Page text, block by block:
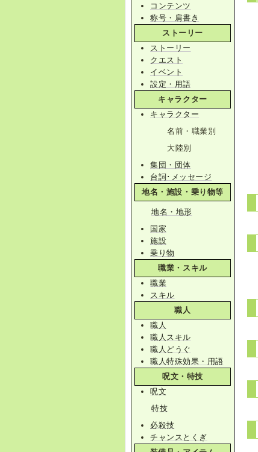
コンテンツ
称号・肩書き
ストーリー
ストーリー
クエスト
イベント
設定・用語
キャラクター
キャラクター
名前・職業別
大陸別
集団・団体
台詞･メッセージ
地名・施設・乗り物等
地名・地形
国家
施設
乗り物
職業・スキル
職業
スキル
職人
職人
職人スキル
職人どうぐ
職人特殊効果・用語
呪文・特技
呪文
特技
必殺技
チャンスとくぎ